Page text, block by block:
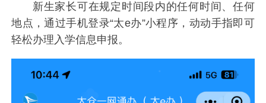
新生家长可在规定时间段内的任何时间、任何
地点，通过手机登录“太e办”小程序，动动手指即可
轻松办理入学信息申报。